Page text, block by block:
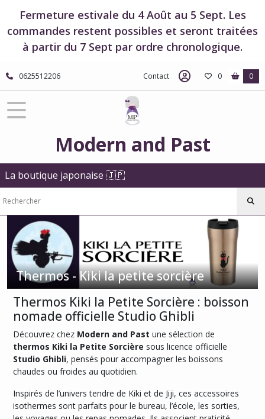
Fermeture estivale du 4 Août au 5 Sept. Les
commandes restent possibles et seront traitées
à partir du 7 Sept par ordre chronologique.
0625512206 Contact 0 0
Modern and Past
La boutique japonaise 🇯🇵
Thermos - Kiki la petite sorcière
Thermos Kiki la Petite Sorcière : boisson
nomade officielle Studio Ghibli
Découvrez chez Modern and Past une sélection de
thermos Kiki la Petite Sorcière sous licence officielle
Studio Ghibli, pensés pour accompagner les boissons
chaudes ou froides au quotidien.
Inspirés de l’univers tendre de Kiki et de Jiji, ces accessoires
isothermes sont parfaits pour le bureau, l’école, les sorties,
Fermer
FILTRES
Tous
Boutique
Studio
petite
sorcière
Thermos
-
Kiki
la
petite
sorcière
Afficher
les